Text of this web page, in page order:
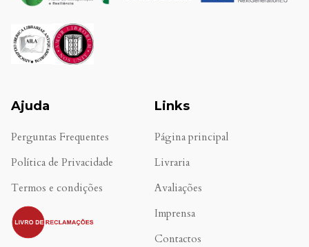
Ajuda
Perguntas Frequentes
Política de Privacidade
Termos e condições
.
Links
Página principal
Livraria
Avaliações
Imprensa
Contactos